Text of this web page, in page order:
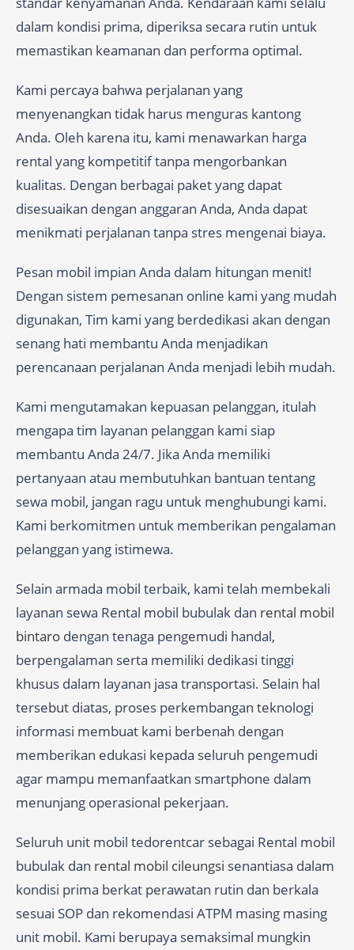
dalam kondisi prima, diperiksa secara rutin untuk
memastikan keamanan dan performa optimal.
Kami percaya bahwa perjalanan yang
menyenangkan tidak harus menguras kantong
Anda. Oleh karena itu, kami menawarkan harga
rental yang kompetitif tanpa mengorbankan
kualitas. Dengan berbagai paket yang dapat
disesuaikan dengan anggaran Anda, Anda dapat
menikmati perjalanan tanpa stres mengenai biaya.
Pesan mobil impian Anda dalam hitungan menit!
Dengan sistem pemesanan online kami yang mudah
digunakan, Tim kami yang berdedikasi akan dengan
senang hati membantu Anda menjadikan
perencanaan perjalanan Anda menjadi lebih mudah.
Kami mengutamakan kepuasan pelanggan, itulah
mengapa tim layanan pelanggan kami siap
membantu Anda 24/7. Jika Anda memiliki
pertanyaan atau membutuhkan bantuan tentang
sewa mobil, jangan ragu untuk menghubungi kami.
Kami berkomitmen untuk memberikan pengalaman
pelanggan yang istimewa.
Selain armada mobil terbaik, kami telah membekali
layanan sewa Rental mobil bubulak dan rental mobil
bintaro dengan tenaga pengemudi handal,
berpengalaman serta memiliki dedikasi tinggi
khusus dalam layanan jasa transportasi. Selain hal
tersebut diatas, proses perkembangan teknologi
informasi membuat kami berbenah dengan
memberikan edukasi kepada seluruh pengemudi
agar mampu memanfaatkan smartphone dalam
menunjang operasional pekerjaan.
Seluruh unit mobil tedorentcar sebagai Rental mobil
bubulak dan rental mobil cileungsi senantiasa dalam
kondisi prima berkat perawatan rutin dan berkala
sesuai SOP dan rekomendasi ATPM masing masing
unit mobil. Kami berupaya semaksimal mungkin